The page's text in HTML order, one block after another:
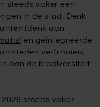
steeds vaker een
in de stad. Denk
(denk aan
) en geïntegreerde
steden verfraaien,
aan de biodiversiteit
steeds vaker